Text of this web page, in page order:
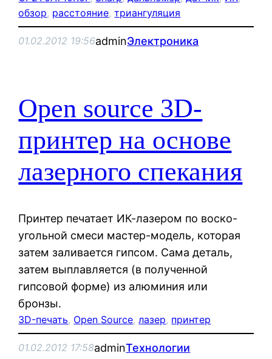
обзор, расстояние, триангуляция
01.02.2012 19:56adminЭлектроника
Open source 3D-
принтер на основе
лазерного спекания
Принтер печатает ИК-лазером по воско-
угольной смеси мастер-модель, которая
затем заливается гипсом. Сама деталь,
затем выплавляется (в полученной
гипсовой форме) из алюминия или
бронзы.
3D-печать, Open Source, лазер, принтер
01.02.2012 17:58adminТехнологии